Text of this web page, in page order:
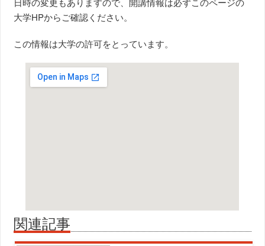
大学HPからご確認ください。
この情報は大学の許可をとっています。
関連記事